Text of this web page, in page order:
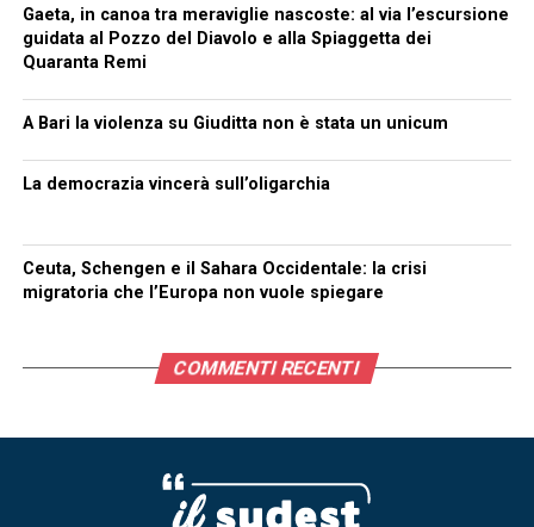
Gaeta, in canoa tra meraviglie nascoste: al via l’escursione
guidata al Pozzo del Diavolo e alla Spiaggetta dei
Quaranta Remi
A Bari la violenza su Giuditta non è stata un unicum
La democrazia vincerà sull’oligarchia
Ceuta, Schengen e il Sahara Occidentale: la crisi
migratoria che l’Europa non vuole spiegare
COMMENTI RECENTI